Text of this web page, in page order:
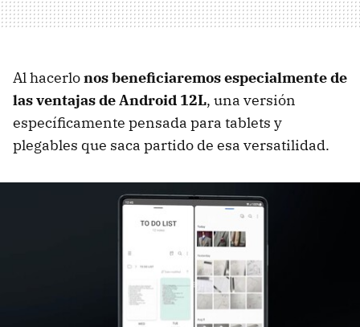
Al hacerlonos beneficiaremos especialmente de
las ventajas de Android 12L, una versión
específicamente pensada para tablets y
plegables que saca partido de esa versatilidad.